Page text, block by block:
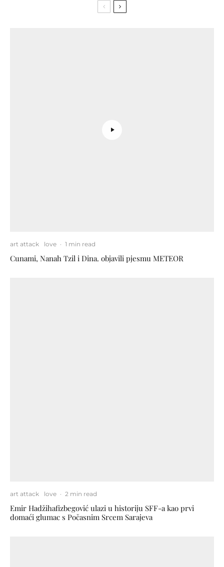
art attack love · 1 min read
Cunami, Nanah Tzil i Dina. objavili pjesmu METEOR
art attack love · 2 min read
Emir Hadžihafizbegović ulazi u historiju SFF-a kao prvi
domaći glumac s Počasnim Srcem Sarajeva